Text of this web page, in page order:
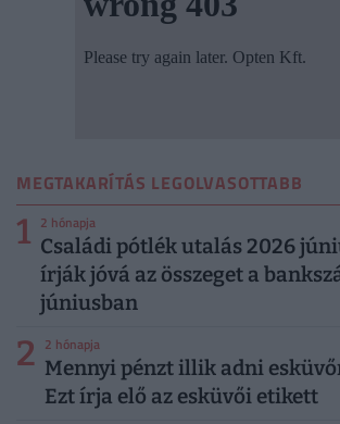
MEGTAKARÍTÁS LEGOLVASOTTABB
1 2 hónapja
Családi pótlék utalás 2026
írják jóvá az összeget a
júniusban
2 2 hónapja
Mennyi pénzt illik adni
Ezt írja elő az esküvői etikett